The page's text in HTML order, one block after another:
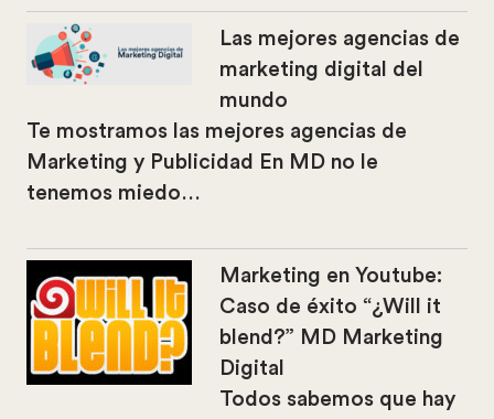
Las mejores agencias de
marketing digital del
mundo
Te mostramos las mejores agencias de
Marketing y Publicidad En MD no le
tenemos miedo…
Marketing en Youtube:
Caso de éxito “¿Will it
blend?” MD Marketing
Digital
Todos sabemos que hay